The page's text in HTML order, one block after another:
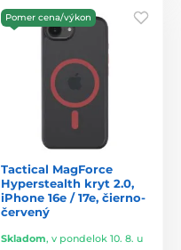
Pomer cena/výkon
Tactical MagForce
Hyperstealth kryt 2.0,
iPhone 16e / 17e, čierno-
červený
Skladom, v pondelok 10. 8. u